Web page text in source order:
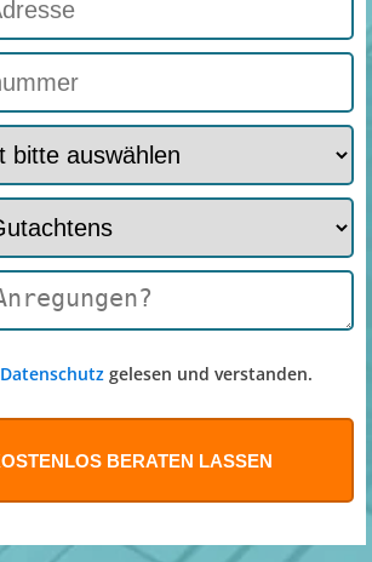
Datenschutz gelesen und verstanden.